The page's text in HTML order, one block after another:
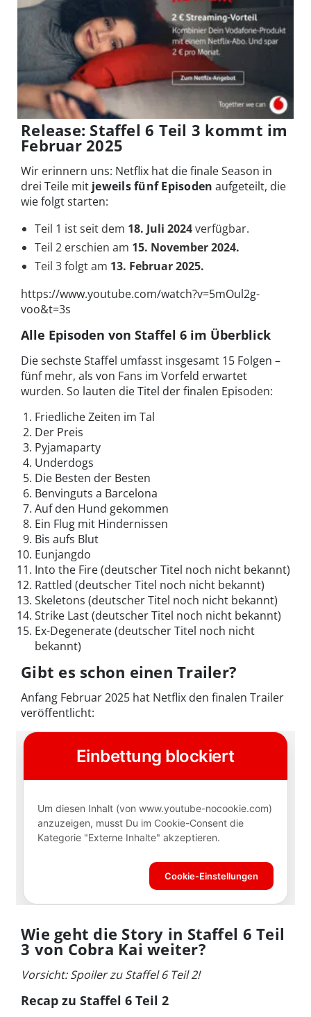
Release: Staffel 6 Teil 3 kommt im
Februar 2025
Wir erinnern uns: Netflix hat die finale Season in
drei Teile mit jeweils fünf Episoden aufgeteilt, die
wie folgt starten:
Teil 1 ist seit dem 18. Juli 2024verfügbar.
Teil 2 erschien am 15. November 2024.
Teil 3 folgt am 13. Februar 2025.
https://www.youtube.com/watch?v=5mOul2g-
voo&t=3s
Alle Episoden von Staffel 6 im Überblick
Die sechste Staffel umfasst insgesamt 15 Folgen –
fünf mehr, als von Fans im Vorfeld erwartet
wurden. So lauten die Titel der finalen Episoden:
Friedliche Zeiten im Tal
Der Preis
Pyjamaparty
Underdogs
Die Besten der Besten
Benvinguts a Barcelona
Auf den Hund gekommen
Ein Flug mit Hindernissen
Bis aufs Blut
Eunjangdo
Into the Fire (deutscher Titel noch nicht bekannt)
Rattled (deutscher Titel noch nicht bekannt)
Skeletons (deutscher Titel noch nicht bekannt)
Strike Last (deutscher Titel noch nicht bekannt)
Ex-Degenerate (deutscher Titel noch nicht
bekannt)
Gibt es schon einen Trailer?
Anfang Februar 2025 hat Netflix den finalen Trailer
veröffentlicht:
Wie geht die Story in Staffel 6 Teil
3 von Cobra Kai weiter?
Vorsicht: Spoiler zu Staffel 6 Teil 2!
Recap zu Staffel 6 Teil 2